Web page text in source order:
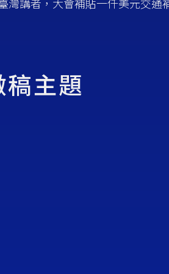
講者，大會補貼一仟美元交通
稿主題